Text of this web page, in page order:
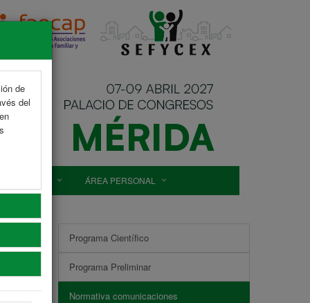
de
del
ÁREA PERSONAL
Programa Científico
Programa Preliminar
Normativa comunicaciones